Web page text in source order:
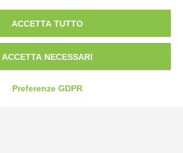
ACCETTA TUTTO
ACCETTA NECESSARI
Preferenze GDPR